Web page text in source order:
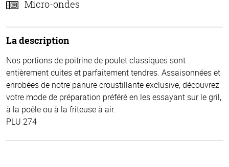
Micro-ondes
La description
Nos portions de poitrine de poulet classiques sont
entièrement cuites et parfaitement tendres. Assaisonnées et
enrobées de notre panure croustillante exclusive, découvrez
votre mode de préparation préféré en les essayant sur le gril,
à la poêle ou à la friteuse à air.
PLU 274